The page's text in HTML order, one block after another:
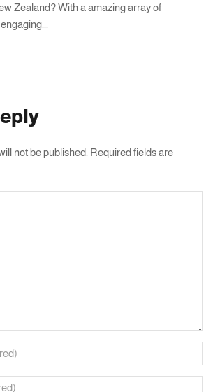
Zealand? With a amazing array of
not be published. Required fields are